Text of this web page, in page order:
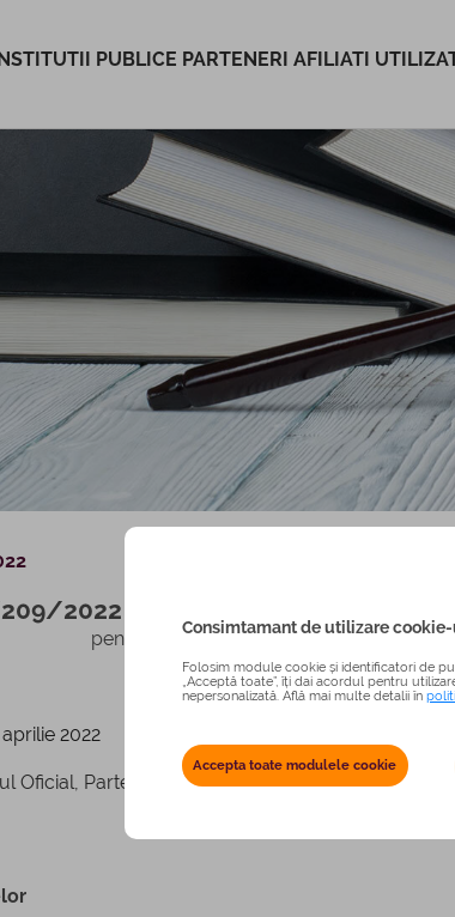
PUBLICE PARTENERI AFILIATI
2022
pentru stabilirea valorii nominale
2022
Oficial, Partea I nr. 328 din 04 aprilie 2022. Forma
Consimtamant de utilizare
Folosim module cookie și identificatori de
„Acceptă toate”, îți dai acordul pentru
nepersonalizată. Află mai multe detalii în
Accepta toate modulele cookie